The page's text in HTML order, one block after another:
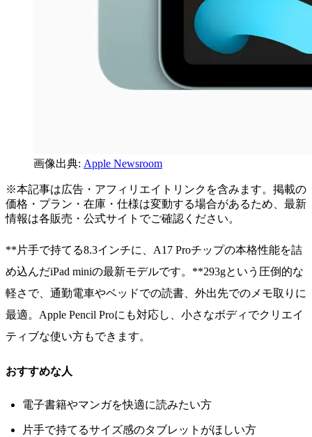
画像出典: Apple Newsroom
※本記事は広告・アフィリエイトリンクを含みます。掲載の
価格・プラン・在庫・仕様は変動する場合があるため、最新
情報は各販売・公式サイトでご確認ください。
**片手で持てる8.3インチに、A17 Proチップの本格性能を詰
め込んだiPad miniの最新モデルです。**293gという圧倒的な
軽さで、通勤電車やベッドでの読書、外出先でのメモ取りに
最適。Apple Pencil Proにも対応し、小さなボディでクリエイ
ティブな使い方もできます。
おすすめな人
電子書籍やマンガを快適に読みたい方
片手で持てるサイズ感のタブレットがほしい方